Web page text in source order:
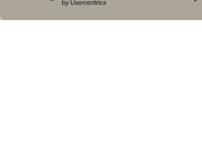
Selection
hanoista suihkutilakalusteisiin,
kylpyammeisiin, pyyhekuivaimiin ja wc-